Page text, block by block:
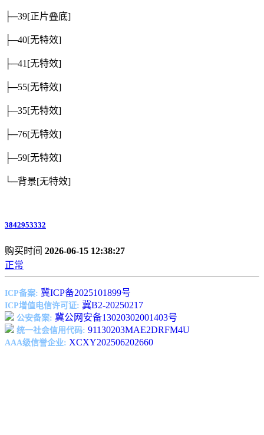
├─39[正片叠底]
├─40[无特效]
├─41 [无特效]
├─55[无特效]
├─35[无特效]
├─76[无特效]
├─59[无特效]
└─背景[无特效]
3842953332
购买时间 2026-06-15 12:38:27
正常
ICP备案: 冀ICP备2025101899号
ICP增值电信许可证: 冀B2-20250217
公安备案: 冀公网安备13020302001403号
统一社会信用代码: 91130203MAE2DRFM4U
AAA级信誉企业: XCXY202506202660